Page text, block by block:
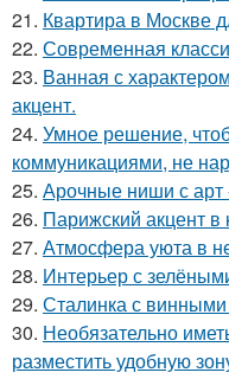
21. Квартира в Москве
22. Современная
23. Ванная с
акцент.
24. Умное решение,
коммуникациями, не
25. Арочные ниши с арт
26. Парижский акцент
27. Атмосфера уюта в
28. Интерьер с
29. Сталинка с
30. Необязательно
разместить удобную